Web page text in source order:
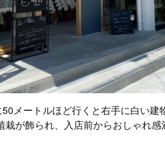
メートルほど行くと右手に白い
が飾られ、入店前からおしゃれ感